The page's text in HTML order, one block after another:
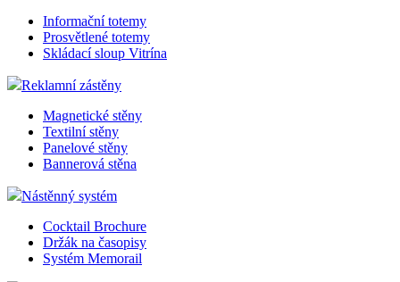
Informační totemy
Prosvětlené totemy
Skládací sloup Vitrína
Reklamní zástěny
Magnetické stěny
Textilní stěny
Panelové stěny
Bannerová stěna
Nástěnný systém
Cocktail Brochure
Držák na časopisy
Systém Memorail